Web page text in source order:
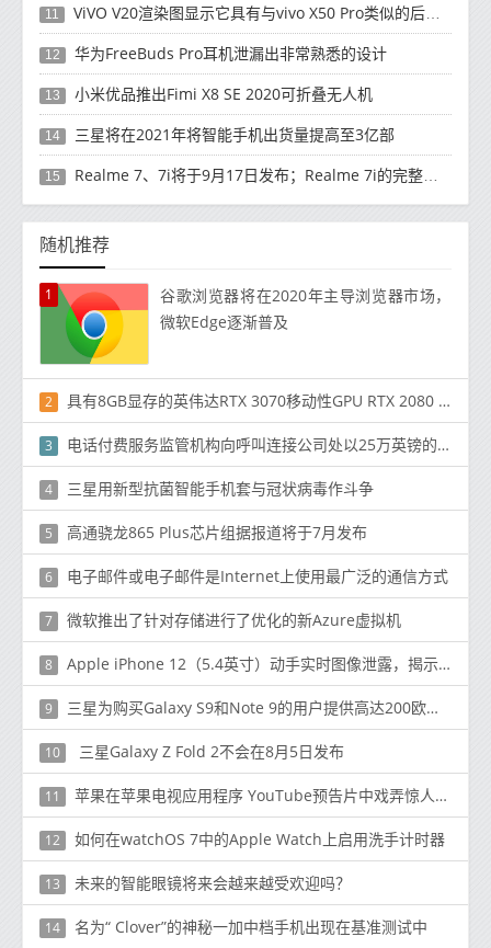
11 ViVO V20渲染图显示它具有与vivo X50 Pro类似的后部设计
12 华为FreeBuds Pro耳机泄漏出非常熟悉的设计
13 小米优品推出Fimi X8 SE 2020可折叠无人机
14 三星将在2021年将智能手机出货量提高至3亿部
15 Realme 7、7i将于9月17日发布；Realme 7i的完整规格并导致泄漏
随机推荐
1
谷歌浏览器将在2020年主导浏览器市场，
微软Edge逐渐普及
2 具有8GB显存的英伟达RTX 3070移动性GPU RTX 2080 Ti Tier
3 电话付费服务监管机构向呼叫连接公司处以25万英镑的罚款
4 三星用新型抗菌智能手机套与冠状病毒作斗争
5 高通骁龙865 Plus芯片组据报道将于7月发布
6 电子邮件或电子邮件是Internet上使用最广泛的通信方式
7 微软推出了针对存储进行了优化的新Azure虚拟机
8 Apple iPhone 12（5.4英寸）动手实时图像泄露，揭示设计
9 三星为购买Galaxy S9和Note 9的用户提供高达200欧元的报销
10 三星Galaxy Z Fold 2不会在8月5日发布
11 苹果在苹果电视应用程序 YouTube预告片中戏弄惊人的故事
12 如何在watchOS 7中的Apple Watch上启用洗手计时器
13 未来的智能眼镜将来会越来越受欢迎吗？
14 名为“ Clover”的神秘一加中档手机出现在基准测试中